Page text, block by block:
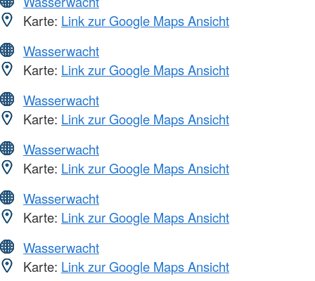
Karte: Link zur Google Maps Ansicht
Wasserwacht
Karte: Link zur Google Maps Ansicht
Wasserwacht
Karte: Link zur Google Maps Ansicht
Wasserwacht
Karte: Link zur Google Maps Ansicht
Wasserwacht
Karte: Link zur Google Maps Ansicht
Wasserwacht
Karte: Link zur Google Maps Ansicht